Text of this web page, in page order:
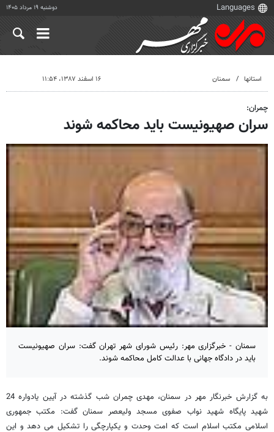
دوشنبه ۱۹ مرداد ۱۴۰۵
استانها سمنان ۱۶ اسفند ۱۳۸۷، ۱۱:۵۴
چمران:
سران صهیونیست باید محاکمه شوند
سمنان - خبرگزاری مهر: رئیس شورای شهر تهران گفت: سران صهیونیست
باید در دادگاه جهانی با عدالت کامل محاکمه شوند.
به گزارش خبرنگار مهر در سمنان، مهدی چمران شب گذشته در آیین یادواره 24
شهید پایگاه شهید نواب صفوی مسجد ولیعصر سمنان گفت: مکتب جمهوری
اسلامی مکتب اسلام است که امت وحدت و یکپارچگی را تشکیل می دهد و این